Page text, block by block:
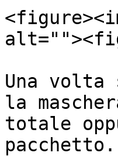
Una
la
totale
pacchetto.